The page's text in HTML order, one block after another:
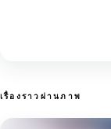
เรื่องราวผ่านภาพ